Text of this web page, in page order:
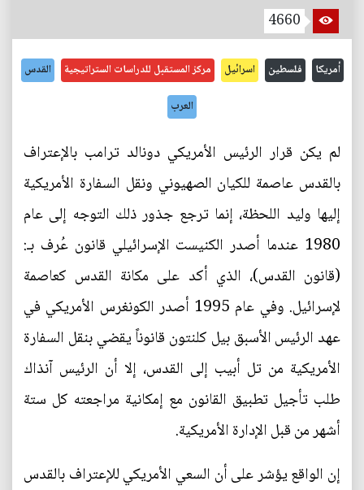
4660
أمريكا فلسطين اسرائيل مركز المستقبل للدراسات الستراتيجية القدس
العرب
لم يكن قرار الرئيس الأمريكي دونالد ترامب بالإعتراف
بالقدس عاصمة للكيان الصهيوني ونقل السفارة الأمريكية
إليها وليد اللحظة، إنما ترجع جذور ذلك التوجه إلى عام
1980 عندما أصدر الكنيست الإسرائيلي قانون عُرف بـ:
(قانون القدس)، الذي أكد على مكانة القدس كعاصمة
لإسرائيل. وفي عام 1995 أصدر الكونغرس الأمريكي في
عهد الرئيس الأسبق بيل كلنتون قانوناً يقضي بنقل السفارة
الأمريكية من تل أبيب إلى القدس، إلا أن الرئيس آنذاك
طلب تأجيل تطبيق القانون مع إمكانية مراجعته كل ستة
أشهر من قبل الإدارة الأمريكية.
إن الواقع يؤشر على أن السعي الأمريكي للإعتراف بالقدس